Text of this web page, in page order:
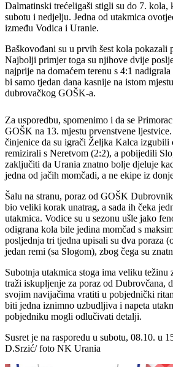
Dalmatinski trećeligaši stigli su do 7. kola,
subotu i nedjelju. Jedna od utakmica
između Vodica i Uranie.
Baškovođani su u prvih šest kola pokazali
Najbolji primjer toga su njihove dvije
najprije na domaćem terenu s 4:1
bi samo tjedan dana kasnije na istom
dubrovačkog GOŠK-a.
Za usporedbu, spomenimo i da se
GOŠK na 13. mjestu prvenstvene
činjenice da su igrači Željka Kalca izgubili
remizirali s Neretvom (2:2), a pobijedili
zaključiti da Urania znatno bolje djeluje
jedna od jačih momčadi, a ne ekipe iz
Šalu na stranu, poraz od GOŠK
bio veliki korak unatrag, a sada ih čeka
utakmica. Vodice su u sezonu ušle jako
odigrana kola bile jedina momčad s
posljednja tri tjedna upisali su dva poraza
jedan remi (sa Slogom), zbog čega su
Subotnja utakmica stoga ima veliku težinu
traži iskupljenje za poraz od Dubrovčana,
svojim navijačima vratiti u pobjednički
biti jedna iznimno uzbudljiva i napeta
pobjedniku mogli odlučivati detalji.
Susret je na rasporedu u subotu, 08.10. u
D.Srzić/ foto NK Urania